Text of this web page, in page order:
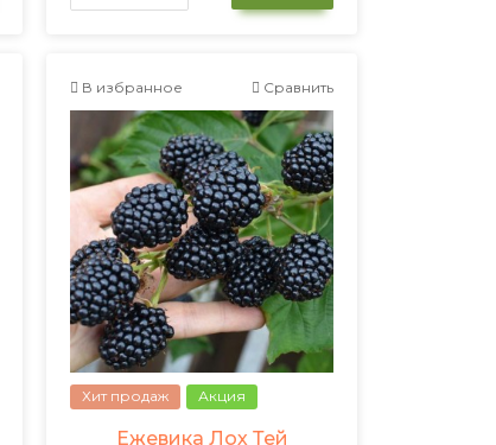
В избранное Сравнить
Хит продаж Акция
Ежевика Лох Тей